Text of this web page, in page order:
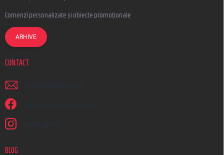
Comenzi personalizate și obiecte promoționale
ARHIVE
CONTACT
scrieti @ earplugs.ro
Suntem și pe Facebook!
earplugs.ro
BLOG